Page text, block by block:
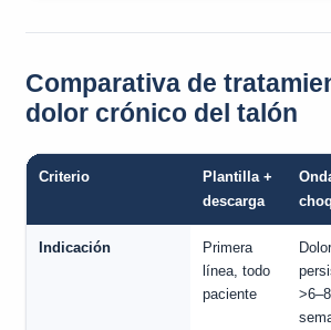
Comparativa de
dolor crónico del talón
Criterio
Plantilla +
descarga
Indicación
Primera
línea, todo
paciente
Dolor
>6–8